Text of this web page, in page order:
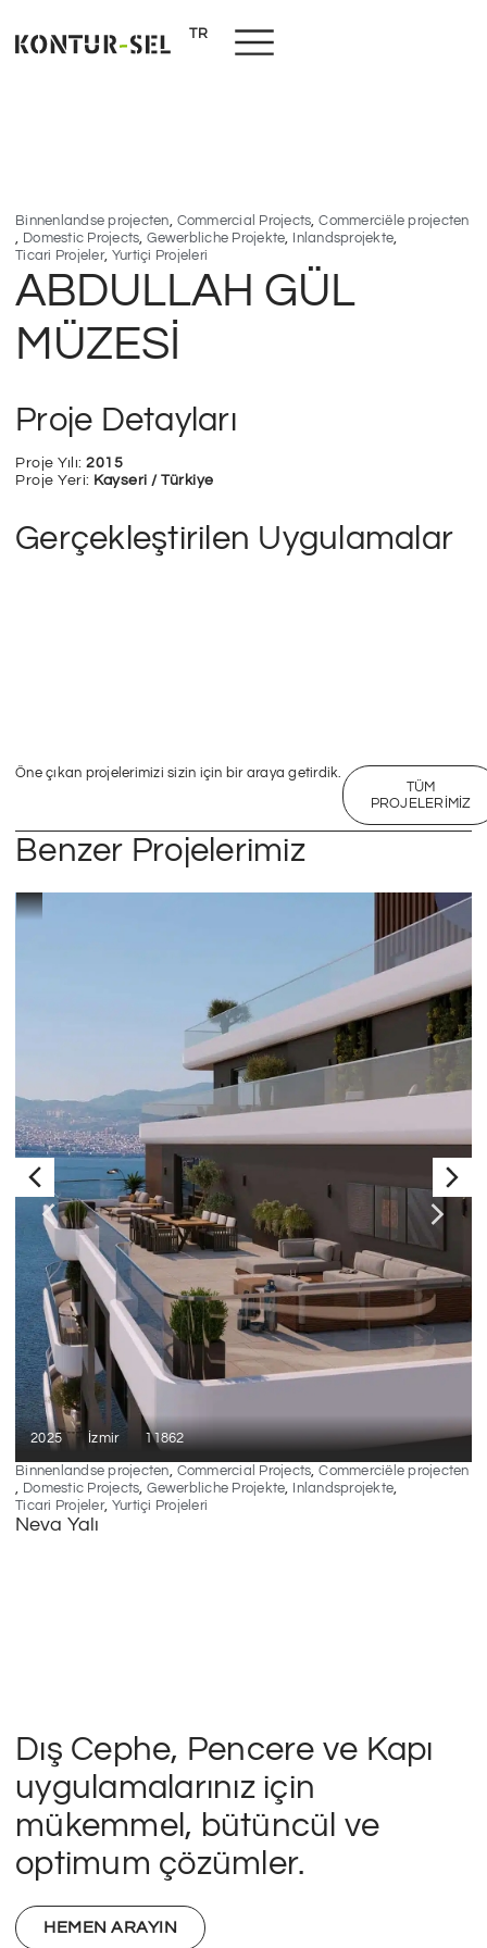
TR
NL
Binnenlandse projecten, Commercial Projects, Commerciële projecten
, Domestic Projects, Gewerbliche Projekte, Inlandsprojekte,
Ticari Projeler, Yurtiçi Projeleri
ABDULLAH GÜL
MÜZESİ
Proje Detayları
Proje Yılı: 2015
Proje Yeri: Kayseri / Türkiye
Gerçekleştirilen Uygulamalar
Öne çıkan projelerimizi sizin için bir araya getirdik.
TÜM
PROJELERIMIZ
Benzer Projelerimiz
2025 İzmir 11862
Binnenlandse projecten Commercial Projects Commerciële projecten
Domestic Projects Gewerbliche Projekte Inlandsprojekte
Ticari Projeler, Yurtiçi Projeleri
Neva Yalı
Dış Cephe, Pencere ve Kapı
uygulamalarınız için
mükemmel, bütüncül ve
optimum çözümler.
HEMEN ARAYIN